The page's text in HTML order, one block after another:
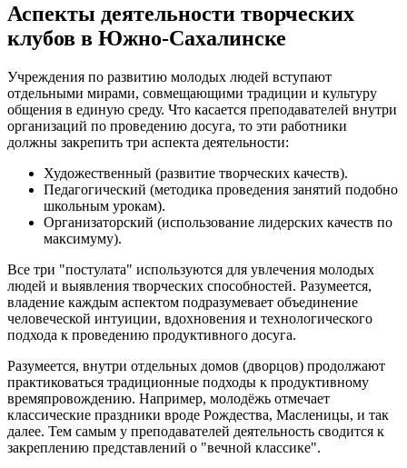
Аспекты деятельности творческих
клубов в Южно-Сахалинске
Учреждения по развитию молодых людей вступают
отдельными мирами, совмещающими традиции и культуру
общения в единую среду. Что касается преподавателей внутри
организаций по проведению досуга, то эти работники
должны закрепить три аспекта деятельности:
Художественный (развитие творческих качеств).
Педагогический (методика проведения занятий подобно
школьным урокам).
Организаторский (использование лидерских качеств по
максимуму).
Все три "постулата" используются для увлечения молодых
людей и выявления творческих способностей. Разумеется,
владение каждым аспектом подразумевает объединение
человеческой интуиции, вдохновения и технологического
подхода к проведению продуктивного досуга.
Разумеется, внутри отдельных домов (дворцов) продолжают
практиковаться традиционные подходы к продуктивному
времяпровождению. Например, молодёжь отмечает
классические праздники вроде Рождества, Масленицы, и так
далее. Тем самым у преподавателей деятельность сводится к
закреплению представлений о "вечной классике".